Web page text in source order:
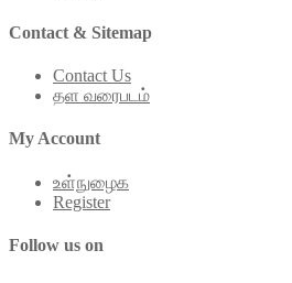
Contact & Sitemap
Contact Us
தள வரைபடம்
My Account
உள்நுழைக
Register
Follow us on